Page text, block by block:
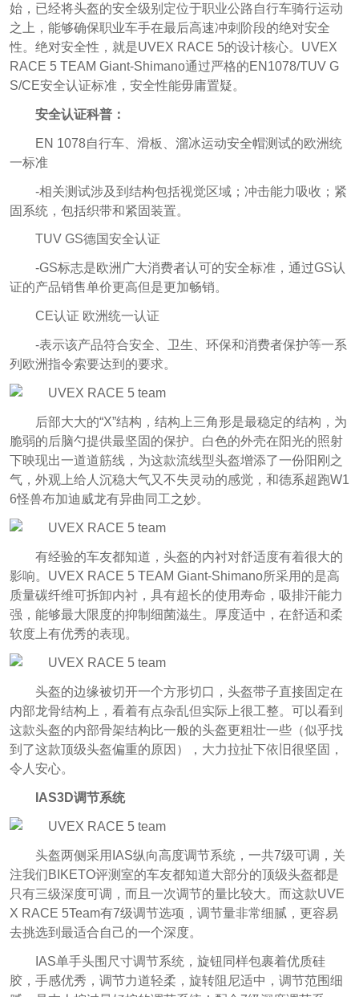
始，已经将头盔的安全级别定位于职业公路自行车骑行运动
之上， 能够确保职业车手在最后高速冲刺阶段的绝对安全
性。 绝对安全性，就是UVEX RACE 5的设计核心。UVEX
RACE 5 TEAM Giant-Shimano通过严格的EN1078/TUV G
S/CE安全认证标准，安全性能毋庸置疑。
安全认证科普：
EN 1078自行车、滑板、溜冰运动安全帽测试的欧洲统
一标准
-相关测试涉及到结构包括视觉区域；冲击能力吸收；紧
固系统，包括织带和紧固装置。
TUV GS德国安全认证
-GS标志是欧洲广大消费者认可的安全标准，通过GS认
证的产品销售单价更高但是更加畅销。
CE认证 欧洲统一认证
-表示该产品符合安全、卫生、环保和消费者保护等一系
列欧洲指令索要达到的要求。
后部大大的“X”结构，结构上三角形是最稳定的结构，为
脆弱的后脑勺提供最坚固的保护。白色的外壳在阳光的照射
下映现出一道道筋线，为这款流线型头盔增添了一份阳刚之
气，外观上给人沉稳大气又不失灵动的感觉，和德系超跑W1
6怪兽布加迪威龙有异曲同工之妙。
有经验的车友都知道，头盔的内衬对舒适度有着很大的
影响。UVEX RACE 5 TEAM Giant-Shimano所采用的是高
质量碳纤维可拆卸内衬，具有超长的使用寿命，吸排汗能力
强，能够最大限度的抑制细菌滋生。厚度适中，在舒适和柔
软度上有优秀的表现。
头盔的边缘被切开一个方形切口，头盔带子直接固定在
内部龙骨结构上，看着有点杂乱但实际上很工整。可以看到
这款头盔的内部骨架结构比一般的头盔更粗壮一些（似乎找
到了这款顶级头盔偏重的原因），大力拉扯下依旧很坚固，
令人安心。
IAS3D调节系统
头盔两侧采用IAS纵向高度调节系统，一共7级可调，关
注我们BIKETO评测室的车友都知道大部分的顶级头盔都是
只有三级深度可调，而且一次调节的量比较大。而这款UVE
X RACE 5Team有7级调节选项，调节量非常细腻，更容易
去挑选到最适合自己的一个深度。
IAS单手头围尺寸调节系统，旋钮同样包裹着优质硅
胶，手感优秀，调节力道轻柔，旋转阻尼适中，调节范围细